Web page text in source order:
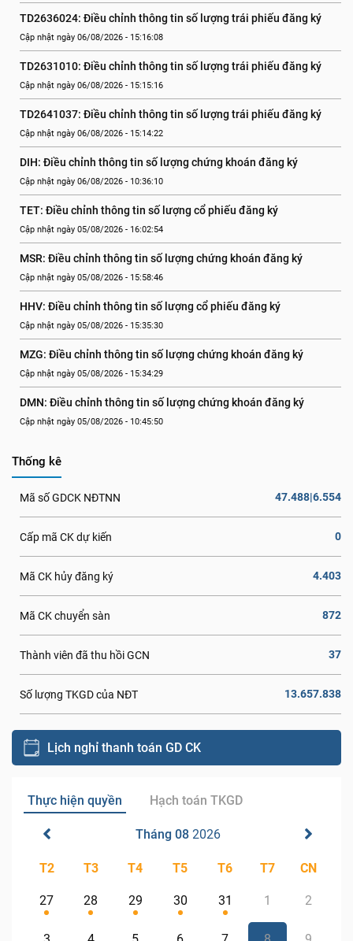
TD2636024: Điều chỉnh thông tin số lượng trái phiếu đăng ký
Cập nhật ngày 06/08/2026 - 15:16:08
TD2631010: Điều chỉnh thông tin số lượng trái phiếu đăng ký
Cập nhật ngày 06/08/2026 - 15:15:16
TD2641037: Điều chỉnh thông tin số lượng trái phiếu đăng ký
Cập nhật ngày 06/08/2026 - 15:14:22
DIH: Điều chỉnh thông tin số lượng chứng khoán đăng ký
Cập nhật ngày 06/08/2026 - 10:36:10
TET: Điều chỉnh thông tin số lượng cổ phiếu đăng ký
Cập nhật ngày 05/08/2026 - 16:02:54
MSR: Điều chỉnh thông tin số lượng chứng khoán đăng ký
Cập nhật ngày 05/08/2026 - 15:58:46
HHV: Điều chỉnh thông tin số lượng cổ phiếu đăng ký
Cập nhật ngày 05/08/2026 - 15:35:30
MZG: Điều chỉnh thông tin số lượng chứng khoán đăng ký
Cập nhật ngày 05/08/2026 - 15:34:29
DMN: Điều chỉnh thông tin số lượng chứng khoán đăng ký
Cập nhật ngày 05/08/2026 - 10:45:50
Thống kê
Mã số GDCK NĐTNN 47.488|6.554
Cấp mã CK dự kiến 0
Mã CK hủy đăng ký 4.403
Mã CK chuyển sàn 872
Thành viên đã thu hồi GCN 37
Số lượng TKGD của NĐT 13.657.838
Lịch nghỉ thanh toán GD CK
Thực hiện quyền Hạch toán TKGD
Tháng 08 2026
T2 T3 T4 T5 T6 T7 CN
27 28 29 30 31 1 2